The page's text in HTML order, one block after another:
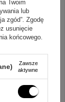
Twoim
lub
zgód”. Zgodę
usunięcie
końcowego.
Zawsze
aktywne